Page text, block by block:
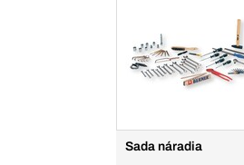
Sada náradia